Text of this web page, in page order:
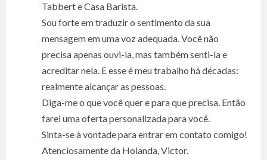
Tabbert e Casa Barista.
Sou forte em traduzir o sentimento da sua
mensagem em uma voz adequada. Você não
precisa apenas ouvi-la, mas também senti-la e
acreditar nela. E esse é meu trabalho há décadas:
realmente alcançar as pessoas.
Diga-me o que você quer e para que precisa. Então
farei uma oferta personalizada para você.
Sinta-se à vontade para entrar em contato comigo!
Atenciosamente da Holanda, Victor.